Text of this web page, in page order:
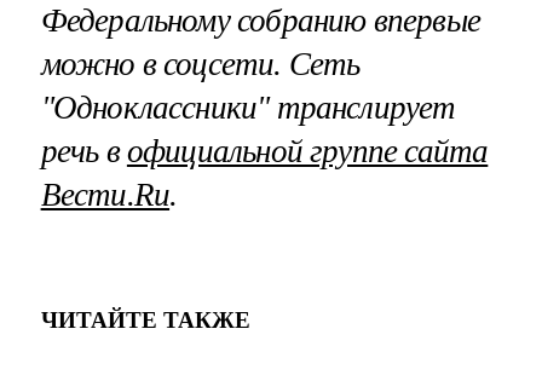
Федеральному собранию впервые
можно в соцсети. Сеть
"Одноклассники" транслирует
речь вофициальной группе сайта
Вести.Ru.
ЧИТАЙТЕ ТАКЖЕ